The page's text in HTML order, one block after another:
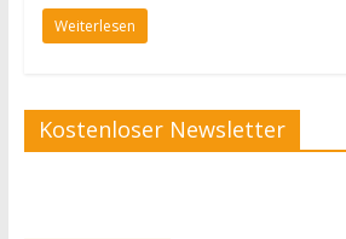
Weiterlesen
Kostenloser Newsletter